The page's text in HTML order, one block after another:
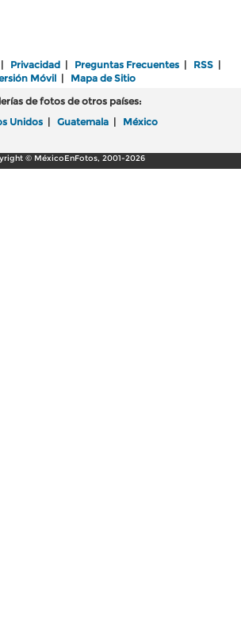
| Privacidad | Preguntas Frecuentes | RSS |
Móvil| Mapa de Sitio
de fotos de otros países:
Unidos | Guatemala | México
© MéxicoEnFotos, 2001-2026